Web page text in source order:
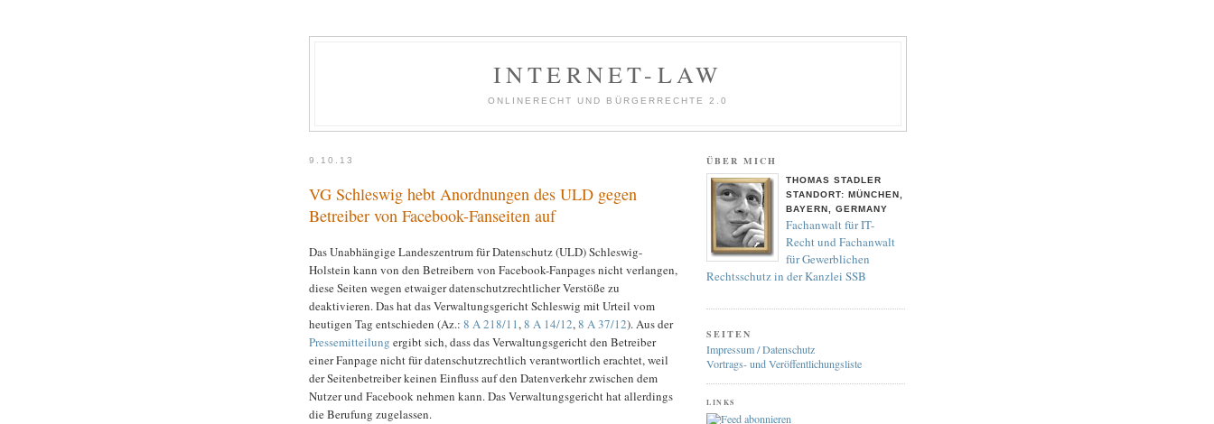
INTERNET-LAW
ONLINERECHT UND BÜRGERRECHTE 2.0
9.10.13
VG Schleswig hebt Anordnungen des ULD gegen
Betreiber von Facebook-Fanseiten auf
Das Unabhängige Landeszentrum für Datenschutz (ULD) Schleswig-
Holstein kann von den Betreibern von Facebook-Fanpages nicht verlangen,
diese Seiten wegen etwaiger datenschutzrechtlicher Verstöße zu
deaktivieren. Das hat das Verwaltungsgericht Schleswig mit Urteil vom
heutigen Tag entschieden (Az.: 8 A 218/11,8 A 14/12,8 A 37/12). Aus der
Pressemitteilung ergibt sich, dass das Verwaltungsgericht den Betreiber
einer Fanpage nicht für datenschutzrechtlich verantwortlich erachtet, weil
der Seitenbetreiber keinen Einfluss auf den Datenverkehr zwischen dem
Nutzer und Facebook nehmen kann. Das Verwaltungsgericht hat allerdings
die Berufung zugelassen.
ÜBER MICH
THOMAS STADLER
STANDORT: MÜNCHEN,
BAYERN, GERMANY
Fachanwalt für IT-
Recht und Fachanwalt
für Gewerblichen
Rechtsschutz in der Kanzlei SSB
SEITEN
Impressum / Datenschutz
Vortrags- und Veröffentlichungsliste
LINKS